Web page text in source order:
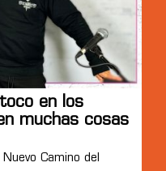
en los
muchas cosas
Camino del